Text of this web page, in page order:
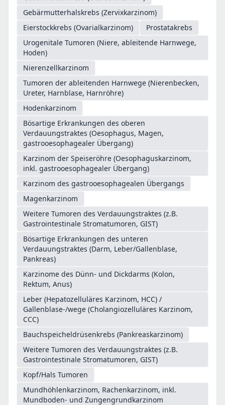
Gebärmutterhalskrebs (Zervixkarzinom)
Eierstockkrebs (Ovarialkarzinom)
Prostatakrebs
Urogenitale Tumoren (Niere, ableitende Harnwege,
Hoden)
Nierenzellkarzinom
Tumoren der ableitenden Harnwege (Nierenbecken,
Ureter, Harnblase, Harnröhre)
Hodenkarzinom
Bösartige Erkrankungen des oberen
Verdauungstraktes (Oesophagus, Magen,
gastrooesophagealer Übergang)
Karzinom der Speiseröhre (Oesophaguskarzinom,
inkl. gastrooesophagealer Übergang)
Karzinom des gastrooesophagealen Übergangs
Magenkarzinom
Weitere Tumoren des Verdauungstraktes (z.B.
Gastrointestinale Stromatumoren, GIST)
Bösartige Erkrankungen des unteren
Verdauungstraktes (Darm, Leber/Gallenblase,
Pankreas)
Karzinome des Dünn- und Dickdarms (Kolon,
Rektum, Anus)
Leber (Hepatozelluläres Karzinom, HCC) /
Gallenblase-/wege (Cholangiozelluläres Karzinom,
CCC)
Bauchspeicheldrüsenkrebs (Pankreaskarzinom)
Weitere Tumoren des Verdauungstraktes (z.B.
Gastrointestinale Stromatumoren, GIST)
Kopf/Hals Tumoren
Mundhöhlenkarzinom, Rachenkarzinom, inkl.
Mundboden- und Zungengrundkarzinom